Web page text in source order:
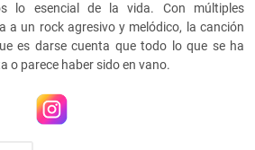
lo esencial de la vida. Con múltiples
a un rock agresivo y melódico, la canción
es darse cuenta que todo lo que se ha
o parece haber sido en vano.